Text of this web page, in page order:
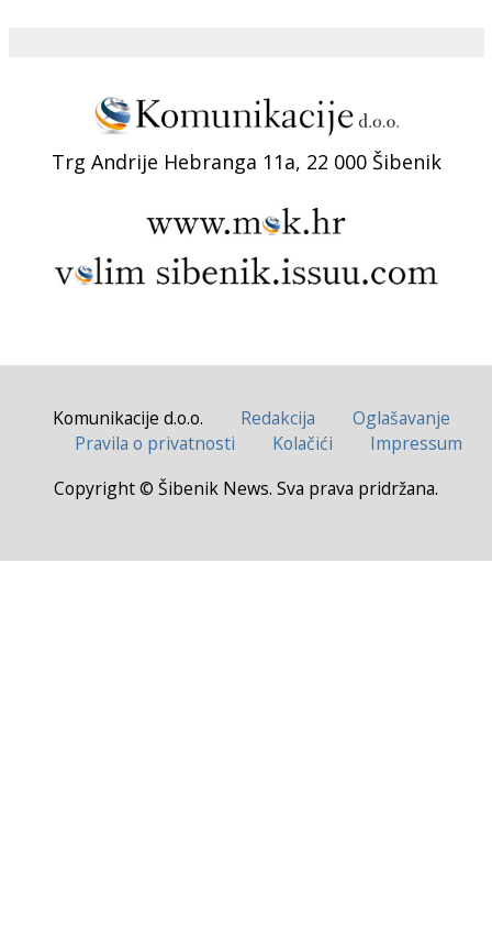
Trg Andrije Hebranga 11a, 22 000 Šibenik
Komunikacije d.o.o. Redakcija
Oglašavanje
Pravila o privatnosti
Kolačići
Impressum
Copyright © Šibenik News. Sva prava pridržana.